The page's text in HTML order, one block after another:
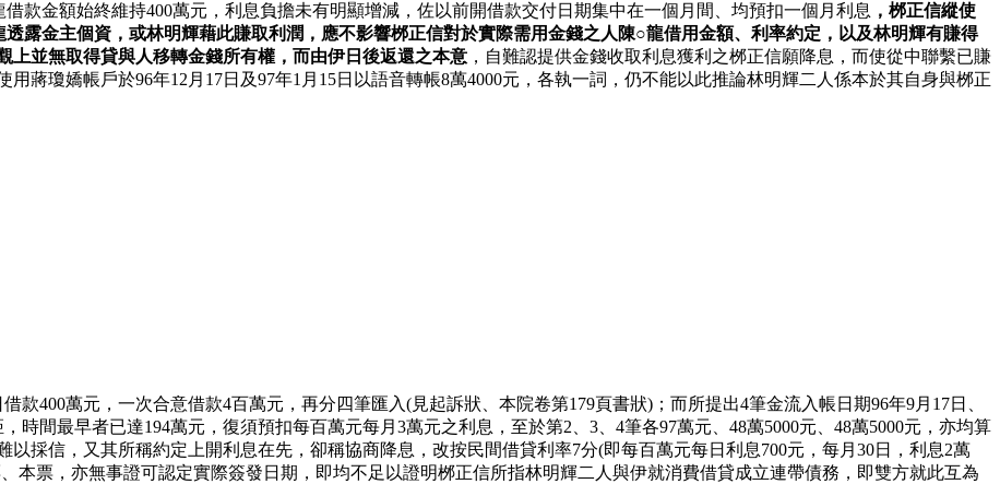
款金額始終維持400萬元，利息負擔未有明顯增減，佐以前開借款交付日期集中在一個月間、均預扣一個月利息 ，桞正信縱使
露金主個資，或林明輝藉此賺取利潤，應不影響桞正信對於實際需用金錢之人陳○龍借用金額、利率約定，以及林明輝有賺得
上並無取得貸與人移轉金錢所有權，而由伊日後返還之本意 ，自難認提供金錢收取利息獲利之桞正信願降息，而使從中聯繫已賺
蔣瓊嬌帳戶於96年12月17日及97年1月15日以語音轉帳8萬4000元，各執一詞，仍不能以此推論林明輝二人係本於其自身與桞正
款400萬元，一次合意借款4百萬元，再分四筆匯入(見起訴狀、本院卷第179頁書狀)；而所提出4筆金流入帳日期96年9月17日、
時間最早者已達194萬元，復須預扣每百萬元每月3萬元之利息，至於第2、3、4筆各97萬元、48萬5000元、48萬5000元，亦均算
以採信，又其所稱約定上開利息在先，卻稱協商降息，改按民間借貸利率7分(即每百萬元每日利息700元，每月30日，利息2萬
本票，亦無事證可認定實際簽發日期，即均不足以證明桞正信所指林明輝二人與伊就消費借貸成立連帶債務，即雙方就此互為